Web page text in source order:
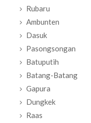
Rubaru
Ambunten
Dasuk
Pasongsongan
Batuputih
Batang-Batang
Gapura
Dungkek
Raas